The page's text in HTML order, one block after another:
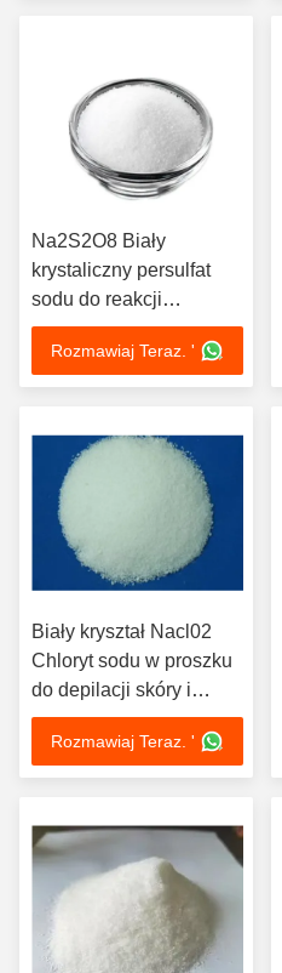
Na2S2O8 Biały
krystaliczny persulfat
sodu do reakcji
agregacyjnej
Rozmawiaj Teraz. '
Biały kryształ Nacl02
Chloryt sodu w proszku
do depilacji skóry i
obróbki metalu
Rozmawiaj Teraz. '